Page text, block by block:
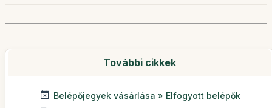
További cikkek
Belépőjegyek vásárlása » Elfogyott belépők